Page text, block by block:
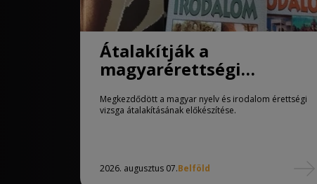
Átalakítják a
magyarérettségi
követelményeit
Megkezdődött a magyar nyelv és irodalom érettségi
vizsga átalakításának előkészítése.
2026. augusztus 07.Belföld